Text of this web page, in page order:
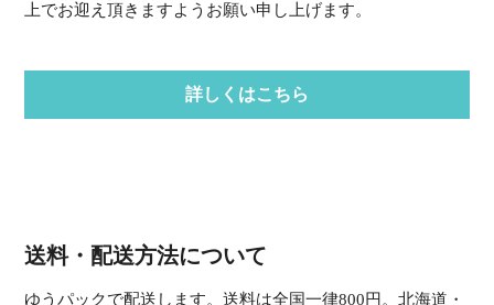
上でお迎え頂きますようお願い申し上げます。
詳しくはこちら
送料・配送方法について
ゆうパックで配送します。送料は全国一律800円。北海道・